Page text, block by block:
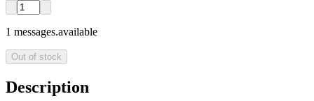
1 messages.available
Out of stock
Description